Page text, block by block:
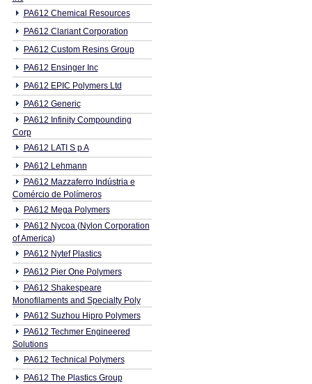
PA612 Chemical Resources
PA612 Clariant Corporation
PA612 Custom Resins Group
PA612 Ensinger Inc
PA612 EPIC Polymers Ltd
PA612 Generic
PA612 Infinity Compounding
Corp
PA612 LATI S p A
PA612 Lehmann
PA612 Mazzaferro Indústria e
Comércio de Polímeros
PA612 Mega Polymers
PA612 Nycoa (Nylon Corporation
of America)
PA612 Nytef Plastics
PA612 Pier One Polymers
PA612 Shakespeare
Monofilaments and Specialty Poly
PA612 Suzhou Hipro Polymers
PA612 Techmer Engineered
Solutions
PA612 Technical Polymers
PA612 The Plastics Group